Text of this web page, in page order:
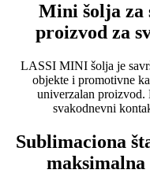
Mini šolja za
proizvod za
LASSI MINI šolja je
objekte i promotivne
univerzalan proizvod.
svakodnevni
Sublimaciona